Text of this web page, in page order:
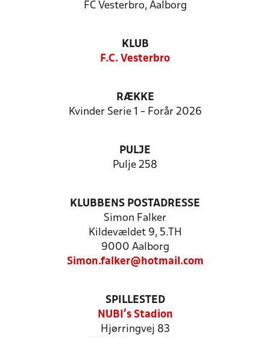
FC Vesterbro, Aalborg
KLUB
F.C. Vesterbro
RÆKKE
Kvinder Serie 1 - Forår 2026
PULJE
Pulje 258
KLUBBENS POSTADRESSE
Simon Falker
Kildevældet 9, 5.TH
9000 Aalborg
Simon.falker@hotmail.com
SPILLESTED
NUBI's Stadion
Hjørringvej 83